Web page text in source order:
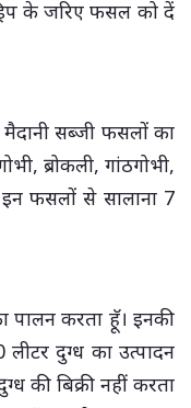
के जरिए फसल को दें
सब्जी फसलों का
ब्रोकली, गांठगोभी,
फसलों से सालाना 7
पालन करता हॅू। इनकी
दुग्ध का उत्पादन
की बिक्री नहीं करता